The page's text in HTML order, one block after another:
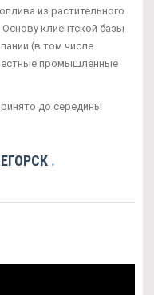
из растительного
клиентской базы
(в том числе
промышленные
до середины
.